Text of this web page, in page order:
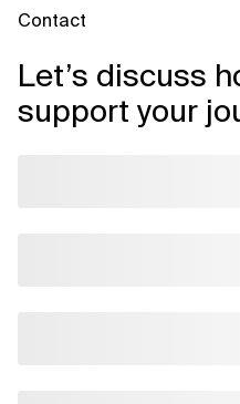
Contact
Let’s discuss
support your